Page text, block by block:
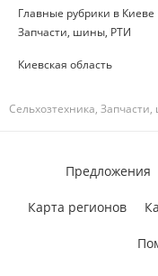
Главные рубрики в Киеве
Запчасти, шины, РТИ
Киевская область
Сельхозтехника,
Предложения
Карта регионов